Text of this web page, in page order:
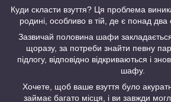
Куди скласти взуття? Ця проблема
родині, особливо в тій, де є понад два
Зазвичай половина шафи
щоразу, за потреби знайти певну
підлогу, відповідно відкриваються і
шафу.
Хочете, щоб ваше взуття було
займає багато місця, і ви завжди